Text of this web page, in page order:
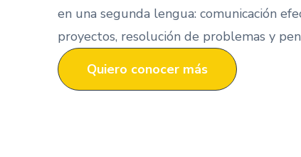
en una segunda lengua: comunicación
proyectos, resolución de problemas y
Quiero conocer más